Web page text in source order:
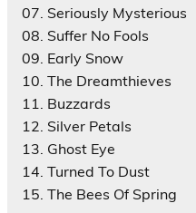
07. Seriously Mysterious
08. Suffer No Fools
09. Early Snow
10. The Dreamthieves
11. Buzzards
12. Silver Petals
13. Ghost Eye
14. Turned To Dust
15. The Bees Of Spring